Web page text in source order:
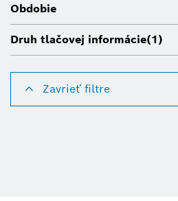
Obdobie
Druh tlačovej informácie(1)
Zavrieť filtre